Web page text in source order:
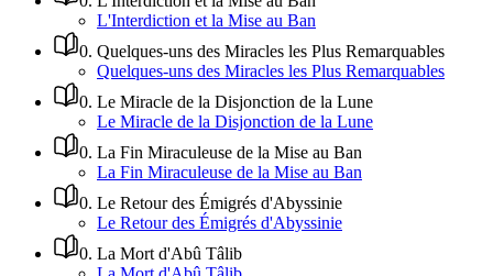
L'Interdiction et la Mise au Ban
0. Quelques-uns des Miracles les Plus Remarquables
Quelques-uns des Miracles les Plus Remarquables
0. Le Miracle de la Disjonction de la Lune
Le Miracle de la Disjonction de la Lune
0. La Fin Miraculeuse de la Mise au Ban
La Fin Miraculeuse de la Mise au Ban
0. Le Retour des Émigrés d'Abyssinie
Le Retour des Émigrés d'Abyssinie
0. La Mort d'Abû Tâlib